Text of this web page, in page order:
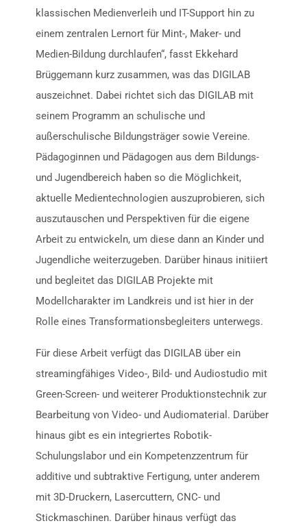
klassischen Medienverleih und IT-Support hin zu
einem zentralen Lernort für Mint-, Maker- und
Medien-Bildung durchlaufen“, fasst Ekkehard
Brüggemann kurz zusammen, was das DIGILAB
auszeichnet. Dabei richtet sich das DIGILAB mit
seinem Programm an schulische und
außerschulische Bildungsträger sowie Vereine.
Pädagoginnen und Pädagogen aus dem Bildungs-
und Jugendbereich haben so die Möglichkeit,
aktuelle Medientechnologien auszuprobieren, sich
auszutauschen und Perspektiven für die eigene
Arbeit zu entwickeln, um diese dann an Kinder und
Jugendliche weiterzugeben. Darüber hinaus initiiert
und begleitet das DIGILAB Projekte mit
Modellcharakter im Landkreis und ist hier in der
Rolle eines Transformationsbegleiters unterwegs.
Für diese Arbeit verfügt das DIGILAB über ein
streamingfähiges Video-, Bild- und Audiostudio mit
Green-Screen- und weiterer Produktionstechnik zur
Bearbeitung von Video- und Audiomaterial. Darüber
hinaus gibt es ein integriertes Robotik-
Schulungslabor und ein Kompetenzzentrum für
additive und subtraktive Fertigung, unter anderem
mit 3D-Druckern, Lasercuttern, CNC- und
Stickmaschinen. Darüber hinaus verfügt das